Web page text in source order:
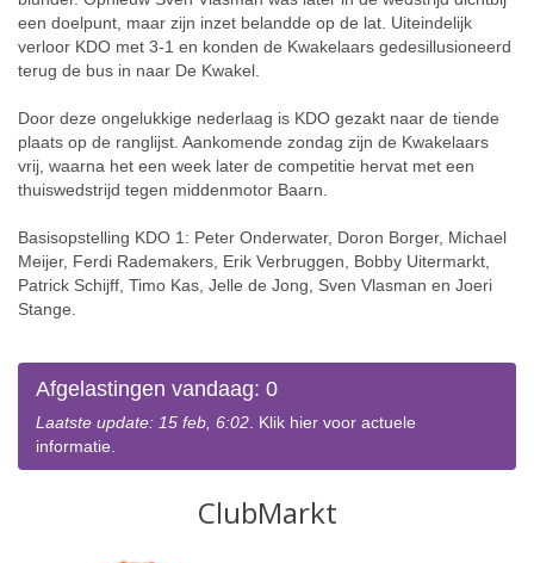
een doelpunt, maar zijn inzet belandde op de lat. Uiteindelijk
verloor KDO met 3-1 en konden de Kwakelaars gedesillusioneerd
terug de bus in naar De Kwakel.
Door deze ongelukkige nederlaag is KDO gezakt naar de tiende
plaats op de ranglijst. Aankomende zondag zijn de Kwakelaars
vrij, waarna het een week later de competitie hervat met een
thuiswedstrijd tegen middenmotor Baarn.
Basisopstelling KDO 1: Peter Onderwater, Doron Borger, Michael
Meijer, Ferdi Rademakers, Erik Verbruggen, Bobby Uitermarkt,
Patrick Schijff, Timo Kas, Jelle de Jong, Sven Vlasman en Joeri
Stange.
Afgelastingen vandaag: 0
Laatste update: 15 feb, 6:02. Klik hier voor actuele
informatie.